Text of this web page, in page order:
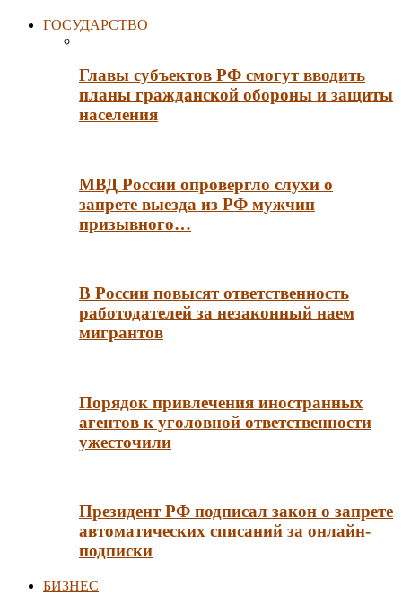
ГОСУДАРСТВО
Главы субъектов РФ смогут вводить
планы гражданской обороны и защиты
населения
МВД России опровергло слухи о
запрете выезда из РФ мужчин
призывного…
В России повысят ответственность
работодателей за незаконный наем
мигрантов
Порядок привлечения иностранных
агентов к уголовной ответственности
ужесточили
Президент РФ подписал закон о запрете
автоматических списаний за онлайн-
подписки
БИЗНЕС